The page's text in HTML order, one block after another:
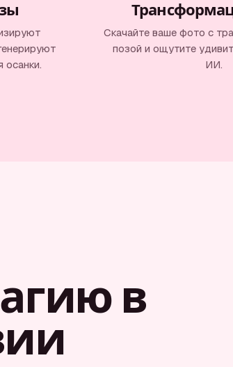
осанки.
Скачайте ваше фото с
позой и ощутите
ИИ.
в